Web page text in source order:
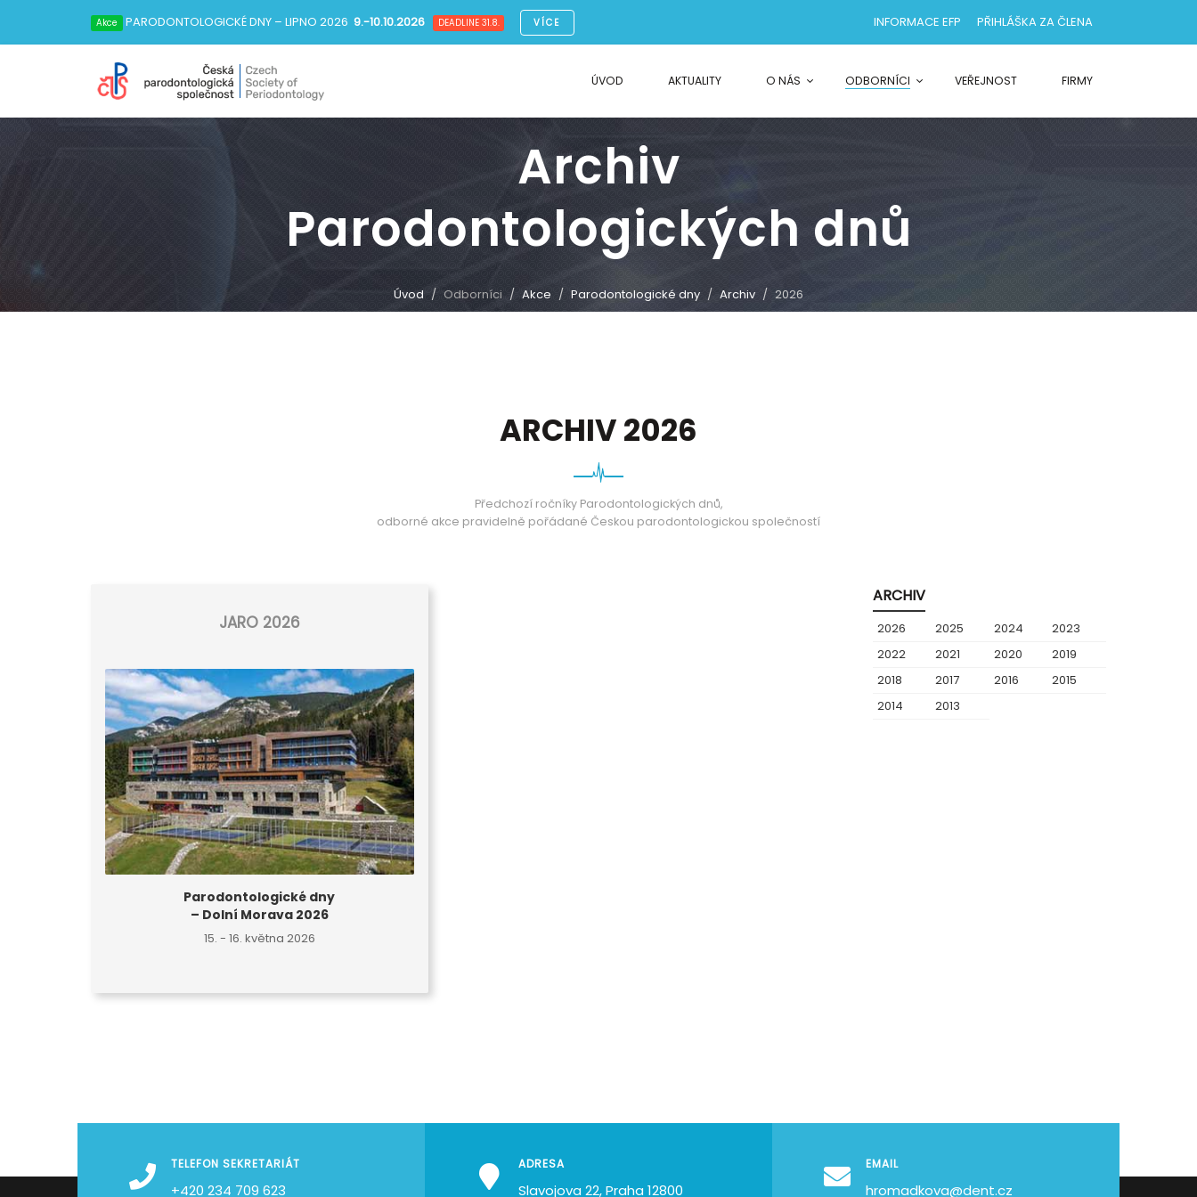
Akce PARODONTOLOGICKÉ DNY – LIPNO 2026 9.-10.10.2026 DEADLINE 31.8. VÍCE INFORMACE EFP PŘIHLÁŠKA ZA ČLENA
ÚVOD AKTUALITY O NÁS ODBORNÍCI VEŘEJNOST FIRMY
Archiv
Parodontologických dnů
Úvod Odborníci Akce Parodontologické dny Archiv 2026
ARCHIV 2026
Předchozí ročníky Parodontologických dnů,
odborné akce pravidelně pořádané Českou parodontologickou společností
JARO 2026
Parodontologické dny
– Dolní Morava 2026
15. - 16. května 2026
ARCHIV
2026 2025 2024
2023
2022
2021 2020
2019
2018
2017 2016
2015
2014
2013
TELEFON SEKRETARIÁT
+420 234 709 623
ADRESA
Slavojova 22, Praha 12800
EMAIL
hromadkova@dent.cz